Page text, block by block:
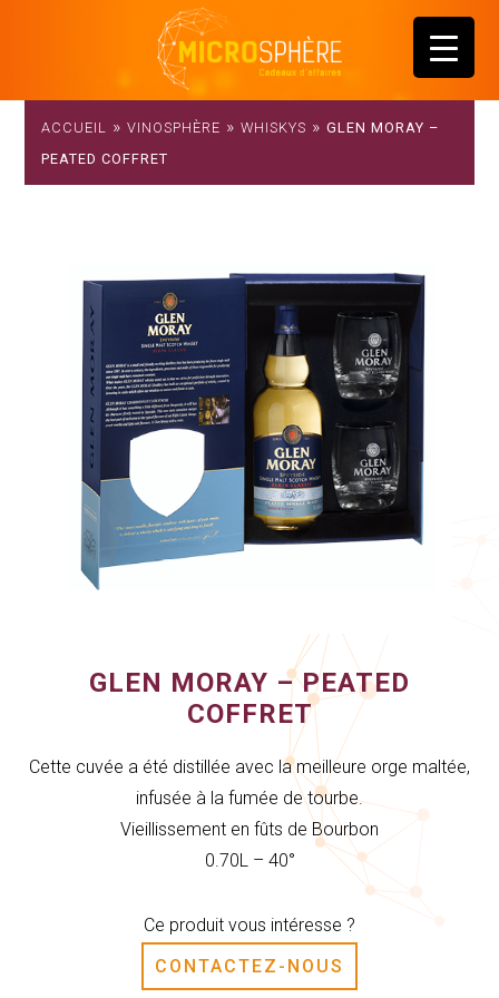
ACCUEIL »VINOSPHÈRE »WHISKYS »GLEN MORAY –
PEATED COFFRET
GLEN MORAY – PEATED
COFFRET
Cette cuvée a été distillée avec la meilleure orge maltée,
infusée à la fumée de tourbe.
Vieillissement en fûts de Bourbon
0.70L – 40°
Ce produit vous intéresse ?
CONTACTEZ-NOUS